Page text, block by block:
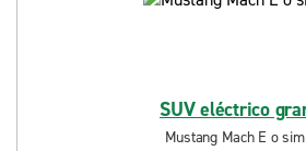
SUV eléctrico
Mustang Mach E o